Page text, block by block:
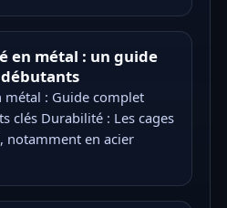
en métal : un guide
métal : Guide complet
clés Durabilité : Les cages
notamment en acier